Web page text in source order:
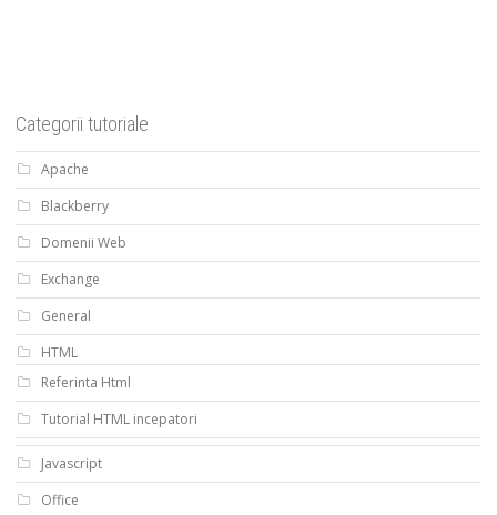
Categorii tutoriale
Apache
Blackberry
Domenii Web
Exchange
General
HTML
Referinta Html
Tutorial HTML incepatori
Javascript
Office